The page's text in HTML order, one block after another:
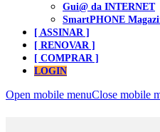
Gui@ da INTERNET
SmartPHONE
[ ASSINAR ]
[ RENOVAR ]
[ COMPRAR ]
LOGIN
Open mobile menuClose mobile